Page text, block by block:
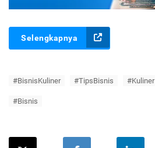
Selengkapnya
#BisnisKuliner #TipsBisnis #Kuliner
#Bisnis